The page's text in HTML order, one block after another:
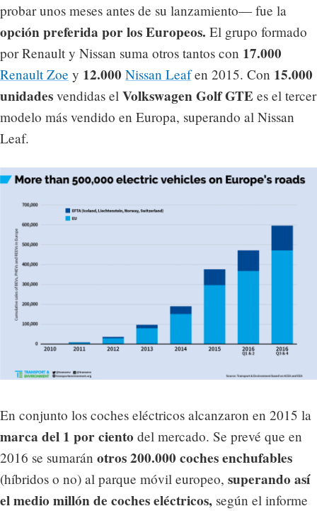
probar unos meses antes de su lanzamiento— fue la
opción preferida por los Europeos. El grupo formado
por Renault y Nissan suma otros tantos con 17.000
Renault Zoe y 12.000 Nissan Leafen 2015. Con 15.000
unidades vendidas el Volkswagen Golf GTE es el tercer
modelo más vendido en Europa, superando al Nissan
Leaf.
En conjunto los coches eléctricos alcanzaron en 2015 la
marca del 1 por ciento del mercado. Se prevé que en
2016 se sumarán otros 200.000 coches enchufables
(híbridos o no) al parque móvil europeo, superando así
el medio millón de coches eléctricos, según el informe